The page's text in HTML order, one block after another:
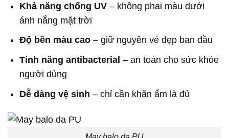
Khả năng chống UV– không phai màu dưới
ánh nắng mặt trời
Độ bền màu cao– giữ nguyên vẻ đẹp ban đầu
Tính năng antibacterial – an toàn cho sức khỏe
người dùng
Dễ dàng vệ sinh – chỉ cần khăn ẩm là đủ